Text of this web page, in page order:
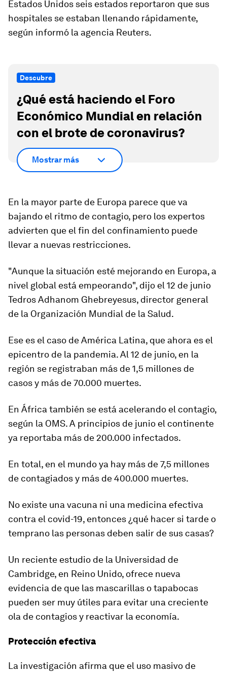
Estados Unidos seis estados reportaron que sus
hospitales se estaban llenando rápidamente,
según informó la agencia Reuters.
Descubre
¿Qué está haciendo el Foro
Económico Mundial en relación
con el brote de coronavirus?
Mostrar más
En la mayor parte de Europa parece que va
bajando el ritmo de contagio, pero los expertos
advierten que el fin del confinamiento puede
llevar a nuevas restricciones.
"Aunque la situación esté mejorando en Europa, a
nivel global está empeorando", dijo el 12 de junio
Tedros Adhanom Ghebreyesus, director general
de la Organización Mundial de la Salud.
Ese es el caso deAmérica Latina, que ahora es el
epicentro de la pandemia. Al 12 de junio, en la
región se registraban más de 1,5 millones de
casos y más de70.000 muertes.
En África también se está acelerando el contagio,
según la OMS. A principios de junio el continente
ya reportaba más de 200.000 infectados.
En total, en el mundo ya hay más de7,5 millones
de contagiadosy más de 400.000 muertes.
No existe una vacuna ni una medicina efectiva
contra el covid-19, entonces ¿qué hacer si tarde o
temprano las personas deben salir de sus casas?
Un reciente estudio de la Universidad de
Cambridge, en Reino Unido, ofrece nueva
evidencia de que las mascarillas o tapabocas
pueden ser muy útiles para evitar una creciente
ola de contagios y reactivar la economía.
Protección efectiva
La investigación afirma que el uso masivo de